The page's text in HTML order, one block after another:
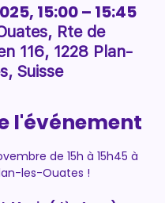
15:00 – 15:45
Rte de
116, 1228 Plan-
Suisse
l'événement
de 15h à 15h45 à
les-Ouates !